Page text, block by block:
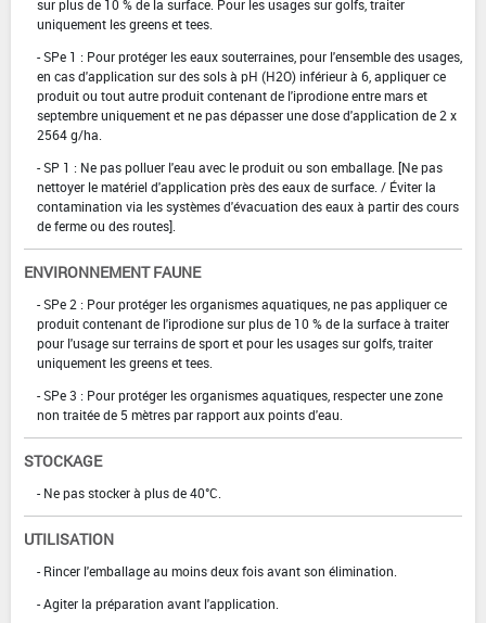
sur plus de 10 % de la surface. Pour les usages sur golfs, traiter
uniquement les greens et tees.
- SPe 1 : Pour protéger les eaux souterraines, pour l'ensemble des usages,
en cas d'application sur des sols à pH (H2O) inférieur à 6, appliquer ce
produit ou tout autre produit contenant de l'iprodione entre mars et
septembre uniquement et ne pas dépasser une dose d'application de 2 x
2564 g/ha.
- SP 1 : Ne pas polluer l'eau avec le produit ou son emballage. [Ne pas
nettoyer le matériel d'application près des eaux de surface. / Éviter la
contamination via les systèmes d'évacuation des eaux à partir des cours
de ferme ou des routes].
ENVIRONNEMENT FAUNE
- SPe 2 : Pour protéger les organismes aquatiques, ne pas appliquer ce
produit contenant de l'iprodione sur plus de 10 % de la surface à traiter
pour l'usage sur terrains de sport et pour les usages sur golfs, traiter
uniquement les greens et tees.
- SPe 3 : Pour protéger les organismes aquatiques, respecter une zone
non traitée de 5 mètres par rapport aux points d'eau.
STOCKAGE
- Ne pas stocker à plus de 40°C.
UTILISATION
- Rincer l'emballage au moins deux fois avant son élimination.
- Agiter la préparation avant l'application.